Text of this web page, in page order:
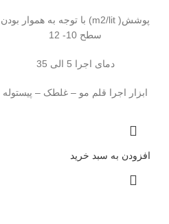
پوشش( m2/lit) با توجه به هموار بودن
سطح 10- 12
دمای اجرا 5 الی 35
ابزار اجرا قلم مو – غلطک – پیستوله
افزودن به سبد خرید